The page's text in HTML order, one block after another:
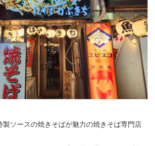
製ソースの焼きそばが魅力の焼きそば専門店